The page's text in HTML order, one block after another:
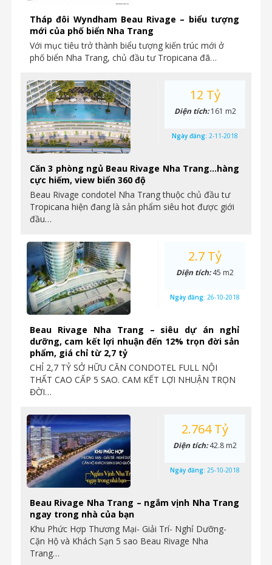
Tháp đôi Wyndham Beau Rivage – biểu tượng
mới của phố biển Nha Trang
Với mục tiêu trở thành biểu tượng kiến trúc mới ở
phố biển Nha Trang, chủ đầu tư Tropicana đã…
Căn 3 phòng ngủ Beau Rivage Nha Trang…hàng
cực hiếm, view biển 360 độ
Beau Rivage condotel Nha Trang thuộc chủ đầu tư
Tropicana hiện đang là sản phẩm siêu hot được giới
đầu…
12 Tỷ
Diện tích:161 m2
Ngày đăng: 2-11-2018
Beau Rivage Nha Trang – siêu dự án nghỉ
dưỡng, cam kết lợi nhuận đến 12% trọn đời sản
phẩm, giá chỉ từ 2,7 tỷ
CHỈ 2,7 TỶ SỞ HỮU CĂN CONDOTEL FULL NỘI
THẤT CAO CẤP 5 SAO. CAM KẾT LỢI NHUẬN TRỌN
ĐỜI…
2.7 Tỷ
Diện tích:45 m2
Ngày đăng: 26-10-2018
Beau Rivage Nha Trang – ngắm vịnh Nha Trang
ngay trong nhà của bạn
Khu Phức Hợp Thương Mại- Giải Trí- Nghỉ Dưỡng-
Cặn Hộ và Khách Sạn 5 sao Beau Rivage Nha
Trang…
2.764 Tỷ
Diện tích:42.8 m2
Ngày đăng: 25-10-2018